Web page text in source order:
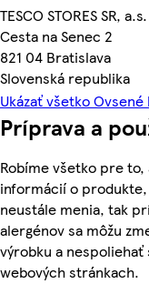
TESCO STORES SR, a.s.
Cesta na Senec 2
821 04 Bratislava
Slovenská republika
Ukázať všetko Ovsené
Príprava a
Robíme všetko pre
informácií o
neustále menia, tak
alergénov sa môžu
výrobku a
webových stránkach.